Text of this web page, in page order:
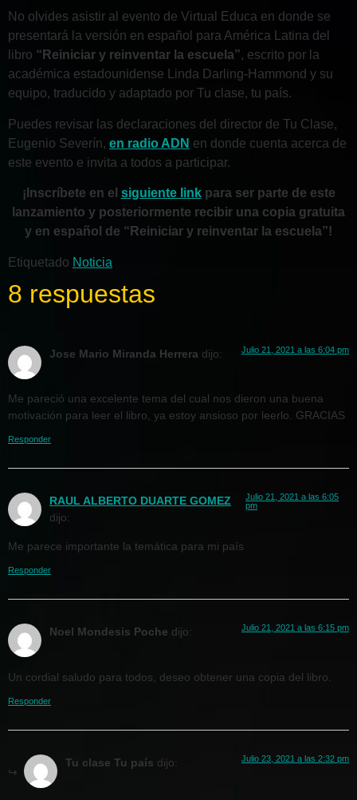
No olvides asistir al evento de Virtual Educa en donde se
presentará la versión en español para América Latina del
libro “Reiniciar y reinventar la escuela”, escrito por la
académica estadounidense Linda Darling-Hammond y su
equipo, traducido y adaptado por Tu clase, tu país.
Puedes revisar las declaraciones del director de Tu Clase,
Eugenio Severín, en radio ADN en donde cuenta acerca de
este evento e invita a todos a participar.
¡Inscríbete en el siguiente linkpara ser parte de este
lanzamiento y posteriormente recibir una copia gratuita
y en español de “Reiniciar y reinventar la escuela”!
Etiquetado Noticia
8 respuestas
Jose Mario Miranda Herrera dijo: Julio 21, 2021 a las 6:04 pm
Me pareció una excelente tema del cual nos dieron una buena
motivación para leer el libro, ya estoy ansioso por leerlo. GRACIAS
Responder
RAUL ALBERTO DUARTE GOMEZ
dijo:
Julio 21, 2021 a las 6:05
pm
Me parece importante la temática para mi país
Responder
Noel Mondesis Poche dijo: Julio 21, 2021 a las 6:15 pm
Un cordial saludo para todos, deseo obtener una copia del libro.
Responder
Tu clase Tu país dijo: Julio 23, 2021 a las 2:32 pm